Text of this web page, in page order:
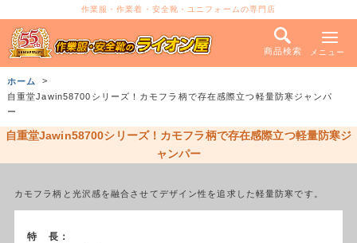
作業服・作業着・安全靴・ユニフォームの専門店
商品検索 メニュー
ホーム
自重堂Jawin58700シリーズ！カモフラ柄で存在感際立つ軽量防寒ジャンパ
ー
自重堂Jawin58700シリーズ！カモフラ柄で存在感際立つ軽量防寒ジ
ャンパー
カモフラ柄と光沢感を融合させてデザイン性を追求した軽量防寒です。
特 長：